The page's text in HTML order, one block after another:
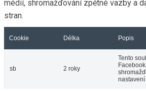
médií, shromažďování zpětné vazby a
stran.
Cookie Délka Popis
sb 2 roky
Tento